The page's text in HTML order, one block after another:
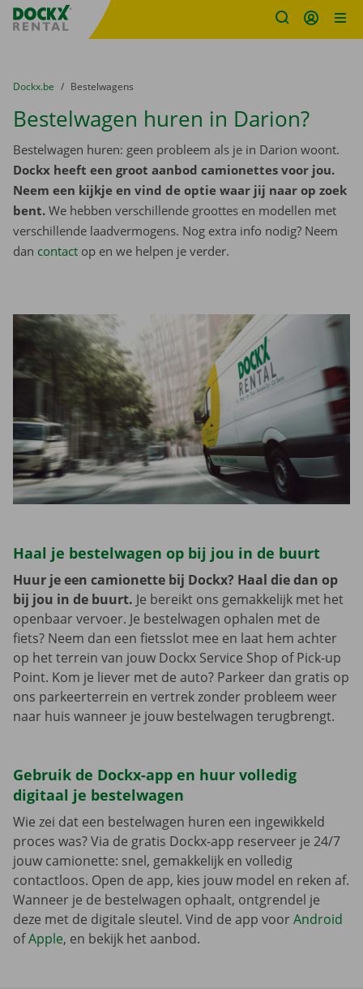
Fratello DEMO
U bevindt zich hier:
van
Dockx.be naar
Bestelwagens
Bestelwagen huren in Darion?
Bestelwagen huren: geen probleem als je in Darion woont.
Dockx heeft een groot aanbod camionettes voor jou.
Neem een kijkje en vind de optie waar jij naar op zoek
bent. We hebben verschillende groottes en modellen met
verschillende laadvermogens. Nog extra info nodig? Neem
dan contact op en we helpen je verder.
Haal je bestelwagen op bij jou in de buurt
Huur je een camionette bij Dockx? Haal die dan op
bij jou in de buurt. Je bereikt ons gemakkelijk met het
openbaar vervoer. Je bestelwagen ophalen met de
fiets? Neem dan een fietsslot mee en laat hem achter
op het terrein van jouw Dockx Service Shop of Pick-up
Point. Kom je liever met de auto? Parkeer dan gratis op
ons parkeerterrein en vertrek zonder probleem weer
naar huis wanneer je jouw bestelwagen terugbrengt.
Gebruik de Dockx-app en huur volledig
digitaal je bestelwagen
Wie zei dat een bestelwagen huren een ingewikkeld
proces was? Via de gratis Dockx-app reserveer je 24/7
jouw camionette: snel, gemakkelijk en volledig
contactloos. Open de app, kies jouw model en reken af.
Wanneer je de bestelwagen ophaalt, ontgrendel je
deze met de digitale sleutel. Vind de app voorAndroid
ofApple, en bekijk het aanbod.